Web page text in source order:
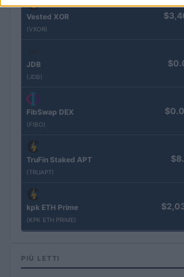
Vested XOR
(VXOR)
JDB
(JDB)
FibSwap DEX
(FIBO)
TruFin Staked APT
(TRUAPT)
kpk ETH Prime
(KPK ETH PRIME)
PIÙ LETTI